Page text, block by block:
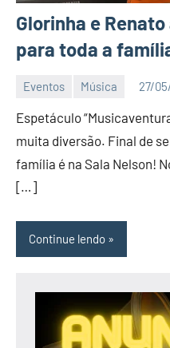
Glorinha e
para toda a
Eventos Música 27/
D
Nit
Espetáculo
muita diversão. Final de
família é na Sala Nelson!
[…]
Continue lendo